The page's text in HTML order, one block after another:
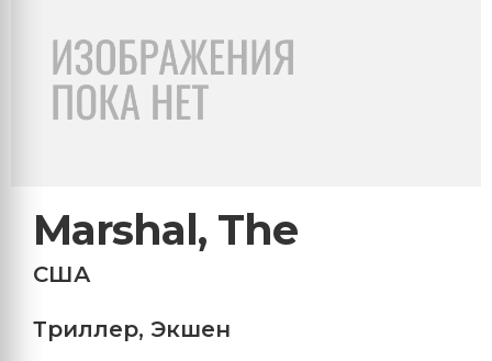
Marshal, The
США
Триллер, Экшен